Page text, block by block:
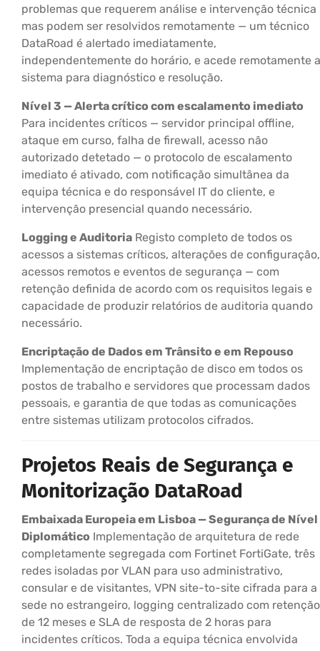
problemas que requerem análise e intervenção técnica
mas podem ser resolvidos remotamente — um técnico
DataRoad é alertado imediatamente,
independentemente do horário, e acede remotamente
sistema para diagnóstico e resolução.
Nível 3 — Alerta crítico com escalamento imediato
Para incidentes críticos — servidor principal offline,
ataque em curso, falha de firewall, acesso não
autorizado detetado — o protocolo de escalamento
imediato é ativado, com notificação simultânea da
equipa técnica e do responsável IT do cliente, e
intervenção presencial quando necessário.
Logging e Auditoria Registo completo de todos os
acessos a sistemas críticos, alterações de configuração,
acessos remotos e eventos de segurança — com
retenção definida de acordo com os requisitos legais e
capacidade de produzir relatórios de auditoria quando
necessário.
Encriptação de Dados em Trânsito e em Repouso
Implementação de encriptação de disco em todos os
postos de trabalho e servidores que processam dados
pessoais, e garantia de que todas as comunicações
entre sistemas utilizam protocolos cifrados.
Projetos Reais de Segurança e
Monitorização DataRoad
Embaixada Europeia em Lisboa — Segurança de Nível
Diplomático Implementação de arquitetura de rede
completamente segregada com Fortinet FortiGate, três
redes isoladas por VLAN para uso administrativo,
consular e de visitantes, VPN site-to-site cifrada para a
sede no estrangeiro, logging centralizado com retenção
de 12 meses e SLA de resposta de 2 horas para
incidentes críticos. Toda a equipa técnica envolvida